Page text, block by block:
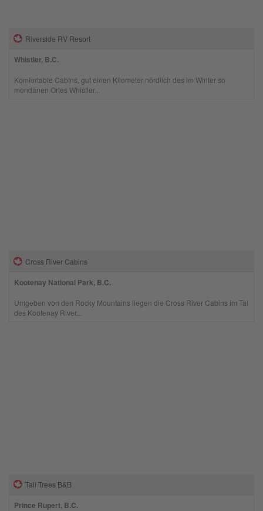
Riverside RV Resort
Whistler, B.C.
Komfortable Cabins, gut einen Kilometer nördlich des im Winter so
mondänen Ortes Whistler...
Cross River Cabins
Kootenay National Park, B.C.
Umgeben von den Rocky Mountains liegen die Cross River Cabins im Tal
des Kootenay River...
Tall Trees B&B
Prince Rupert, B.C.